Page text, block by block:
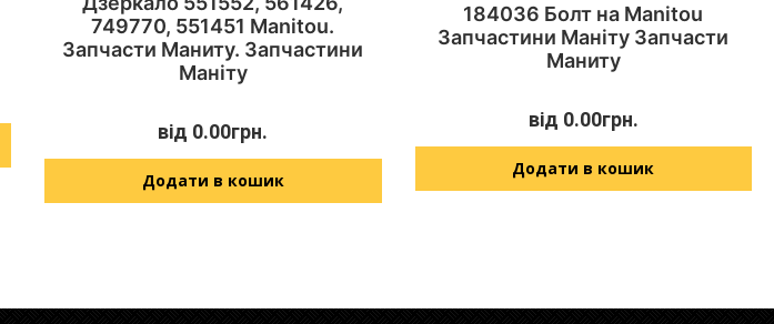
749770, 551451 Manitou.
Запчасти Маниту. Запчастини
Маніту
від 0.00грн.
Додати в кошик
184036 Болт на Manitou
Запчастини Маніту Запчасти
Маниту
від 0.00грн.
Додати в кошик